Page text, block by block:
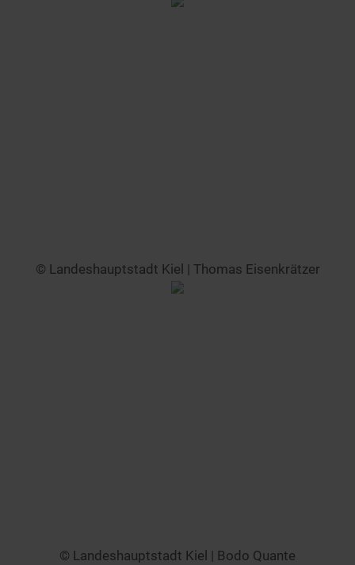
© Landeshauptstadt Kiel | Thomas Eisenkrätzer
© Landeshauptstadt Kiel | Bodo Quante